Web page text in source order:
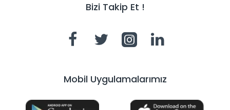
Bizi Takip Et !
Mobil Uygulamalarımız